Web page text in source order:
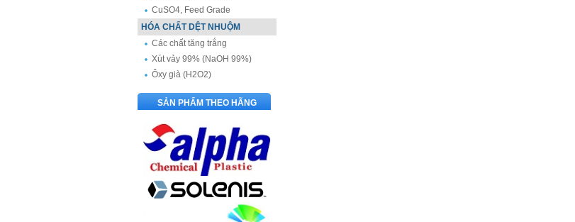
CuSO4, Feed Grade
HÓA CHẤT DỆT NHUỘM
Các chất tăng trắng
Xút vảy 99% (NaOH 99%)
Ôxy già (H2O2)
SẢN PHẨM THEO HÃNG